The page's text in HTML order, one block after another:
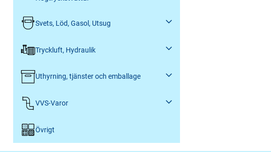
Svets, Löd, Gasol, Utsug
Tryckluft, Hydraulik
Uthyrning, tjänster och emballage
VVS-Varor
Övrigt